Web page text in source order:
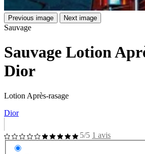
Previous image Next image
Sauvage
Sauvage Lotion
Dior
Lotion Après-rasage
Dior
5/5 1 avis